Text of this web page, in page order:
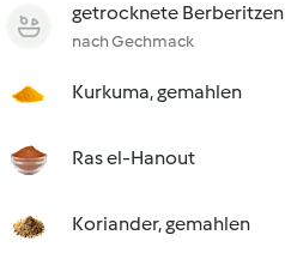
getrocknete Berberitzen
nach Gechmack
Kurkuma, gemahlen
Ras el-Hanout
Koriander, gemahlen